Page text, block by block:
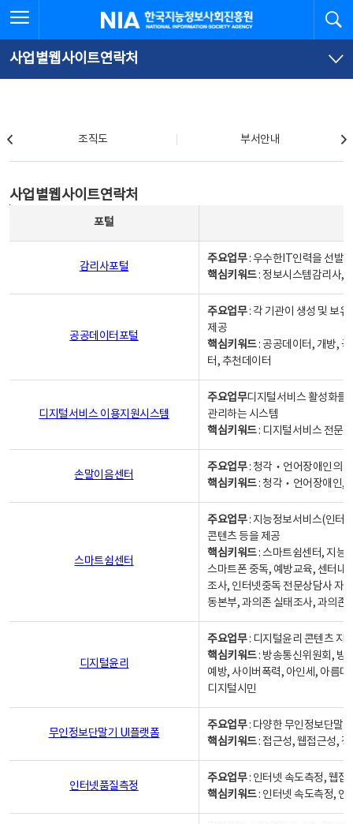
문
로
가
체
뉴
바
가
한국지능정보사회진흥원
사업별웹사이트연락처
조직도 부서안내
사업별웹사이트연락처
포털
감리사포털
주요업무: 우수한IT인력을 선발
핵심키워드: 정보시스템감리사,
공공데이터포털
주요업무: 각 기관이 생성 및 보
제공
핵심키워드: 공공데이터, 개방,
터, 추천데이터
디지털서비스 이용지원시스템
주요업무디지털서비스 활성화를
관리하는 시스템
핵심키워드: 디지털서비스 전문
손말이음센터
주요업무: 청각‧언어장애인의
핵심키워드: 청각‧언어장애인,
스마트쉼센터
주요업무: 지능정보서비스(인터
콘텐츠 등을 제공
핵심키워드: 스마트쉼센터, 지능
스마트폰 중독, 예방교육, 센터내
조사, 인터넷중독 전문상담사 자
동본부, 과의존 실태조사, 과의존
디지털윤리
주요업무: 디지털윤리 콘텐츠 지
핵심키워드: 방송통신위원회, 방
예방, 사이버폭력, 아인세, 아름
디지털시민
무인정보단말기 UI플랫폼
주요업무: 다양한 무인정보단말
핵심키워드: 접근성, 웹접근성,
인터넷품질측정
주요업무: 인터넷 속도측정, 웹접
핵심키워드: 인터넷 속도측정, 인